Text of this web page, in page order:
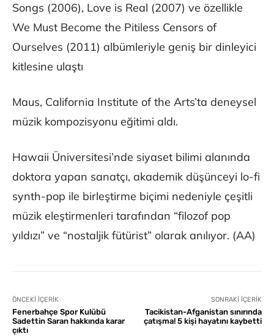
Songs (2006), Love is Real (2007) ve özellikle
We Must Become the Pitiless Censors of
Ourselves (2011) albümleriyle geniş bir dinleyici
kitlesine ulaştı
Maus, California Institute of the Arts’ta deneysel
müzik kompozisyonu eğitimi aldı.
Hawaii Üniversitesi’nde siyaset bilimi alanında
doktora yapan sanatçı, akademik düşünceyi lo-fi
synth-pop ile birleştirme biçimi nedeniyle çeşitli
müzik eleştirmenleri tarafından “filozof pop
yıldızı” ve “nostaljik fütürist” olarak anılıyor.​​​​​​​ (AA)
ÖNCEKI İÇERIK
Fenerbahçe Spor Kulübü
Sadettin Saran hakkında karar
çıktı
SONRAKI İÇERIK
Tacikistan-Afganistan sınırında
çatışma! 5 kişi hayatını kaybetti